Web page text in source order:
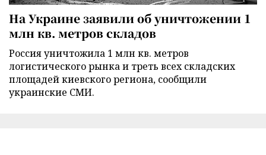
На Украине заявили об уничтожении 1
млн кв. метров складов
Россия уничтожила 1 млн кв. метров
логистического рынка и треть всех складских
площадей киевского региона, сообщили
украинские СМИ.